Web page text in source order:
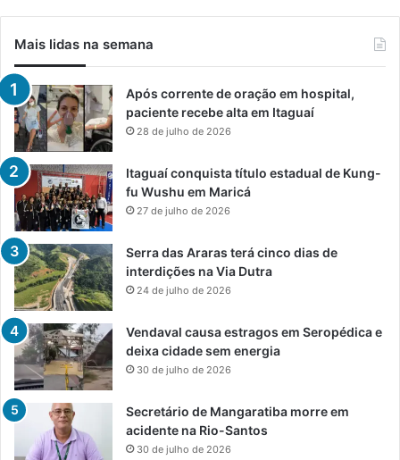
Mais lidas na semana
Após corrente de oração em hospital,
paciente recebe alta em Itaguaí
28 de julho de 2026
Itaguaí conquista título estadual de Kung-
fu Wushu em Maricá
27 de julho de 2026
Serra das Araras terá cinco dias de
interdições na Via Dutra
24 de julho de 2026
Vendaval causa estragos em Seropédica e
deixa cidade sem energia
30 de julho de 2026
Secretário de Mangaratiba morre em
acidente na Rio-Santos
30 de julho de 2026